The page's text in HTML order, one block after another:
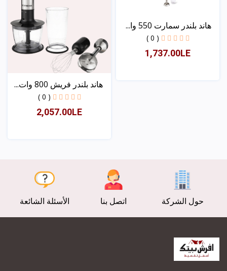
هاند بلندر سمارت 550 وا...
( 0 )
1,737.00LE
هاند بلندر فريش 800 وات...
( 0 )
2,057.00LE
حول الشركة اتصل بنا الأسئلة الشائعة